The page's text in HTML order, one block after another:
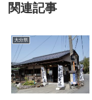
関連記事
大分県